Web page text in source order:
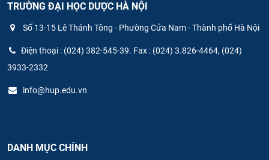
HTQT
TRƯỜNG ĐẠI HỌC DƯỢC HÀ NỘI
Số 13-15 Lê Thánh Tông - Phường Cửa Nam - Thành phố Hà Nội
Điện thoại : (024) 382-545-39. Fax : (024) 3.826-4464, (024)
3933-2332
info@hup.edu.vn
DANH MỤC CHÍNH